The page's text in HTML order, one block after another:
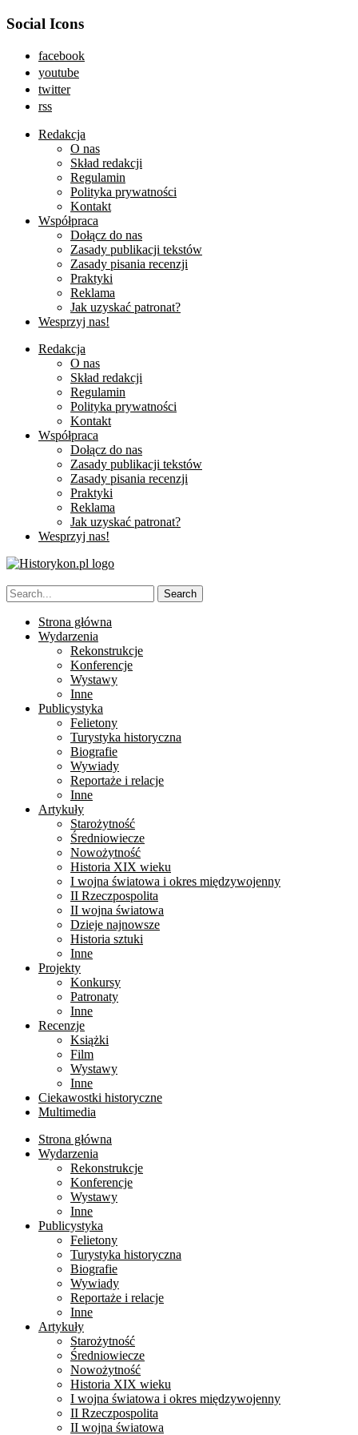
Social Icons
facebook
youtube
twitter
rss
Redakcja
O nas
Skład redakcji
Regulamin
Polityka prywatności
Kontakt
Współpraca
Dołącz do nas
Zasady publikacji tekstów
Zasady pisania recenzji
Praktyki
Reklama
Jak uzyskać patronat?
Wesprzyj nas!
Redakcja
O nas
Skład redakcji
Regulamin
Polityka prywatności
Kontakt
Współpraca
Dołącz do nas
Zasady publikacji tekstów
Zasady pisania recenzji
Praktyki
Reklama
Jak uzyskać patronat?
Wesprzyj nas!
Strona główna
Wydarzenia
Rekonstrukcje
Konferencje
Wystawy
Inne
Publicystyka
Felietony
Turystyka historyczna
Biografie
Wywiady
Reportaże i relacje
Inne
Artykuły
Starożytność
Średniowiecze
Nowożytność
Historia XIX wieku
I wojna światowa i okres międzywojenny
II Rzeczpospolita
II wojna światowa
Dzieje najnowsze
Historia sztuki
Inne
Projekty
Konkursy
Patronaty
Inne
Recenzje
Książki
Film
Wystawy
Inne
Ciekawostki historyczne
Multimedia
Strona główna
Wydarzenia
Rekonstrukcje
Konferencje
Wystawy
Inne
Publicystyka
Felietony
Turystyka historyczna
Biografie
Wywiady
Reportaże i relacje
Inne
Artykuły
Starożytność
Średniowiecze
Nowożytność
Historia XIX wieku
I wojna światowa i okres międzywojenny
II Rzeczpospolita
II wojna światowa